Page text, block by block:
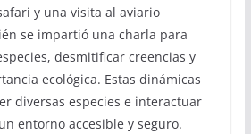
y una visita al aviario
se impartió una charla para
desmitificar creencias y
ecológica. Estas dinámicas
diversas especies e interactuar
entorno accesible y seguro.